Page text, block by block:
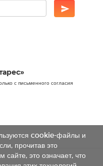
cookie-файлы и
прочитав это
это означает, что
с письменного согласия